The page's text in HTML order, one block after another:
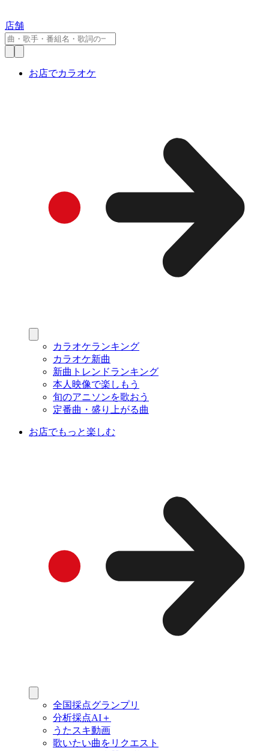
店舗
お店でカラオケ
カラオケランキング
カラオケ新曲
新曲トレンドランキング
本人映像で楽しもう
旬のアニソンを歌おう
定番曲・盛り上がる曲
お店でもっと楽しむ
全国採点グランプリ
分析採点AI＋
うたスキ動画
歌いたい曲をリクエスト